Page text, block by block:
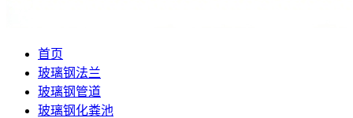
首页
玻璃钢法兰
玻璃钢管道
玻璃钢化粪池